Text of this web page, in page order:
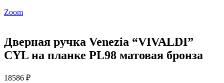
Zoom
Дверная ручка Venezia “VIVALDI”
CYL на планке PL98 матовая бронза
18586 ₽